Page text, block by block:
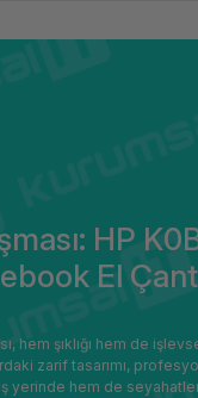
HP
El
hem şıklığı hem de
zarif tasarımı,
hem de